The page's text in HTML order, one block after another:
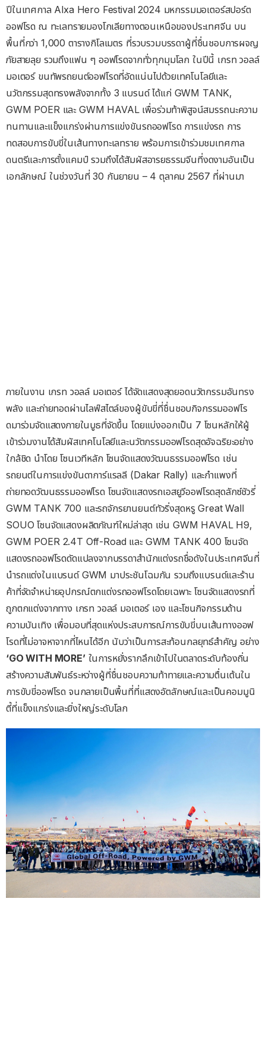
ปีในเทศกาล Alxa Hero Festival 2024 มหกรรมมอเตอร์สปอร์ต
ออฟโรด ณ ทะเลทรายมองโกเลียทางตอนเหนือของประเทศจีน บน
พื้นที่กว่า 1,000 ตารางกิโลเมตร ที่รวบรวมบรรดาผู้ที่ชื่นชอบการผจญ
ภัยสายลุย รวมถึงแฟน ๆ ออฟโรดจากทั่วทุกมุมโลก ในปีนี้ เกรท วอลล์
มอเตอร์ ขนทัพรถยนต์ออฟโรดที่อัดแน่นไปด้วยเทคโนโลยีและ
นวัตกรรมสุดทรงพลังจากทั้ง 3 แบรนด์ ได้แก่ GWM TANK,
GWM POER และ GWM HAVAL เพื่อร่วมท้าพิสูจน์สมรรถนะความ
ทนทานและแข็งแกร่งผ่านการแข่งขันรถออฟโรด การแข่งรถ การ
ทดสอบการขับขี่ในเส้นทางทะเลทราย พร้อมการเข้าร่วมชมเทศกาล
ดนตรีและการตั้งแคมป์ รวมถึงได้สัมผัสอารยธรรมจีนที่งดงามอันเป็น
เอกลักษณ์ ในช่วงวันที่ 30 กันยายน – 4 ตุลาคม 2567 ที่ผ่านมา
ภายในงาน เกรท วอลล์ มอเตอร์ ได้จัดแสดงสุดยอดนวัตกรรมอันทรง
พลัง และถ่ายทอดผ่านไลฟ์สไตล์ของผู้ขับขี่ที่ชื่นชอบกิจกรรมออฟโร
ดมาร่วมจัดแสดงภายในบูธที่จัดขึ้น โดยแบ่งออกเป็น 7 โซนหลักให้ผู้
เข้าร่วมงานได้สัมผัสเทคโนโลยีและนวัตกรรมออฟโรดสุดอัจฉริยะอย่าง
ใกล้ชิด นำโดย โซนเวทีหลัก โซนจัดแสดงวัฒนธรรมออฟโรด เช่น
รถยนต์ในการแข่งขันดาการ์แรลลี (Dakar Rally) และกำแพงที่
ถ่ายทอดวัฒนธรรมออฟโรด โซนจัดแสดงรถเอสยูวีออฟโรดสุดลักซ์ชัวรี่
GWM TANK 700 และรถจักรยานยนต์ทัวริ่งสุดหรู Great Wall
SOUO โซนจัดแสดงผลิตภัณฑ์ใหม่ล่าสุด เช่น GWM HAVAL H9,
GWM POER 2.4T Off-Road และ GWM TANK 400 โซนจัด
แสดงรถออฟโรดดัดแปลงจากบรรดาสำนักแต่งรถชื่อดังในประเทศจีนที่
นำรถแต่งในแบรนด์ GWM มาประชันโฉมกัน รวมถึงแบรนด์และร้าน
ค้าที่จัดจำหน่ายอุปกรณ์ตกแต่งรถออฟโรดโดยเฉพาะ โซนจัดแสดงรถที่
ถูกตกแต่งจากทาง เกรท วอลล์ มอเตอร์ เอง และโซนกิจกรรมด้าน
ความบันเทิง เพื่อมอบที่สุดแห่งประสบการณ์การขับขี่บนเส้นทางออฟ
โรดที่ไม่อาจหาจากที่ไหนได้อีก นับว่าเป็นการสะท้อนกลยุทธ์สำคัญ อย่าง
‘GO WITH MORE’ในการหยั่งรากลึกเข้าไปในตลาดระดับท้องถิ่น
สร้างความสัมพันธ์ระหว่างผู้ที่ชื่นชอบความท้าทายและความตื่นเต้นใน
การขับขี่ออฟโรด จนกลายเป็นพื้นที่ที่แสดงอัตลักษณ์และเป็นคอมมูนิ
ตี้ที่แข็งแกร่งและยิ่งใหญ่ระดับโลก